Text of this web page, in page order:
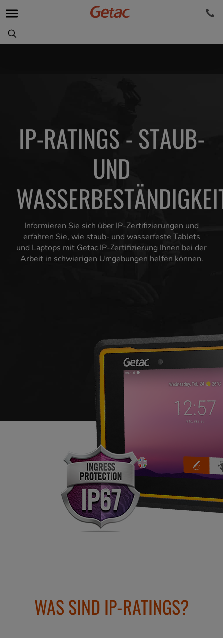
IP-RATINGS - STAUB-
UND
Informieren Sie sich über IP-Zertifizierungen und
erfahren Sie, wie staub- und wasserfeste Tablets
und Laptops mit Getac IP-Zertifizierung Ihnen bei der
Arbeit in schwierigen Umgebungen helfen können.
WAS SIND IP-RATINGS?